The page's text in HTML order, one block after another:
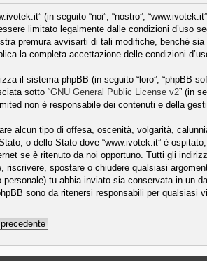
(in seguito “noi”, “nostro”,
limitato legalmente dalle condizioni d’uso
premura avvisarti di tali modifiche, benché
la completa accettazione delle condizioni
il sistema phpBB (in seguito “loro”, “phpBB
sotto “GNU General Public License v2” (in
non è responsabile dei contenuti e della
alcun tipo di offesa, oscenità, volgarità,
o dello Stato dove “www.ivotek.it” è
se è ritenuto da noi opportuno. Tutti gli
riscrivere, spostare o chiudere qualsiasi
personale) tu abbia inviato sia conservata in un
sono da ritenersi responsabili per